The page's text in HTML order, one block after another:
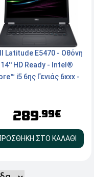
Latitude E5470 - Οθόνη
14'' HD Ready - Intel®
i5 6ης Γενιάς 6xxx -
Windows 11 Pro
289.99€
ΣΤΟ ΚΑΛΑΘΙ